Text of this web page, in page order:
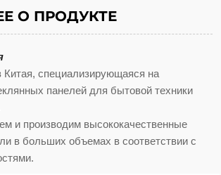
О ПРОДУКТЕ
специализирующаяся на
панелей для бытовой техники
и производим высококачественные
в больших объемах в соответствии с